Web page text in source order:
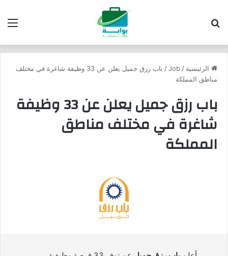
الرئيسية /
Job
/
باب رزق جميل يعلن عن 33 وظيفة شاغرة في مختلف
مناطق المملكة
باب رزق جميل يعلن عن 33 وظيفة
شاغرة في مختلف مناطق
المملكة